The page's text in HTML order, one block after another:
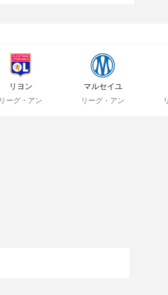
リヨン
リーグ・アン
マルセイユ
リーグ・アン